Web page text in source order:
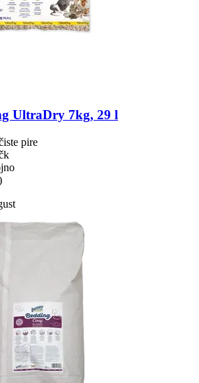
UltraDry 7kg, 29 l
pire